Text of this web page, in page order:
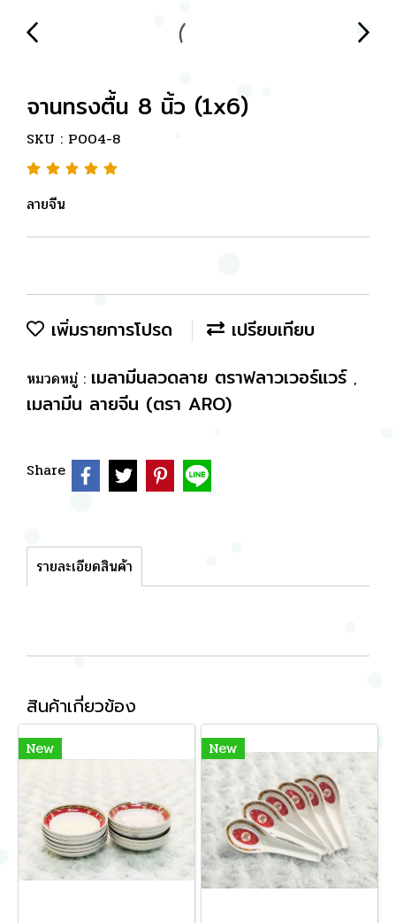
จานทรงตื้น 8 นิ้ว (1x6)
SKU : P004-8
ลายจีน
เพิ่มรายการโปรด เปรียบเทียบ
หมวดหมู่ : เมลามีนลวดลาย ตราฟลาวเวอร์แวร์ ,
เมลามีน ลายจีน (ตรา ARO)
Share
รายละเอียดสินค้า
สินค้าเกี่ยวข้อง
New New